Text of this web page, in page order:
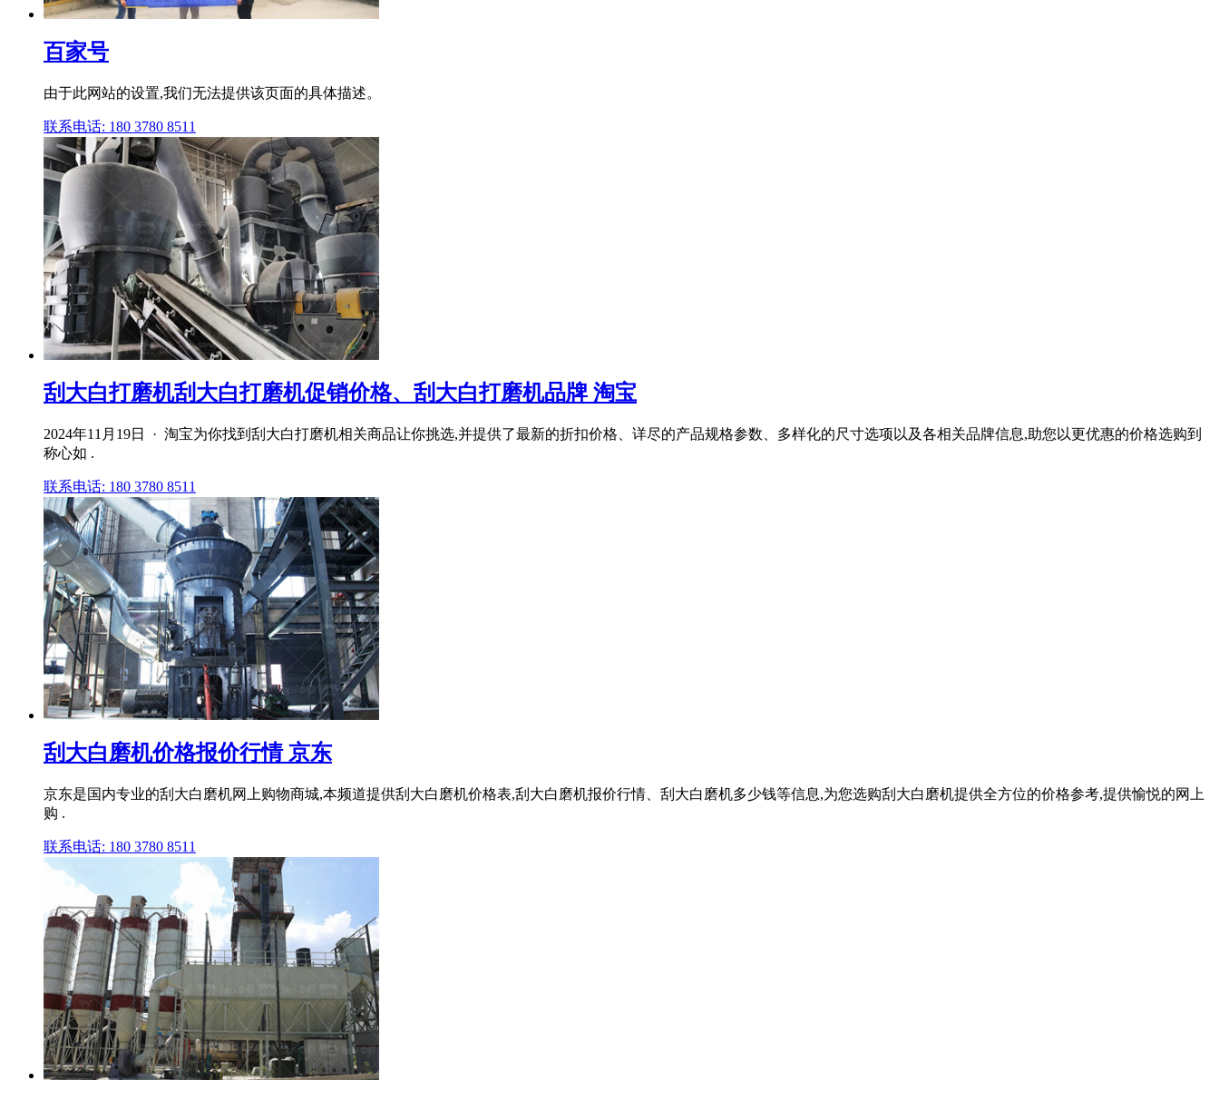
百家号
由于此网站的设置,我们无法提供该页面的具体描述。
联系电话: 180 3780 8511
刮大白打磨机刮大白打磨机促销价格、刮大白打磨机品牌 淘宝
2024年11月19日 · 淘宝为你找到刮大白打磨机相关商品让你挑选,并提供了最新的折扣价格、详尽的产品规格参数、多样化的尺寸选项以及各相关品牌信息,助您以更优惠的价格选购到
称心如 .
联系电话: 180 3780 8511
刮大白磨机价格报价行情 京东
京东是国内专业的刮大白磨机网上购物商城,本频道提供刮大白磨机价格表,刮大白磨机报价行情、刮大白磨机多少钱等信息,为您选购刮大白磨机提供全方位的价格参考,提供愉悦的网上
购 .
联系电话: 180 3780 8511